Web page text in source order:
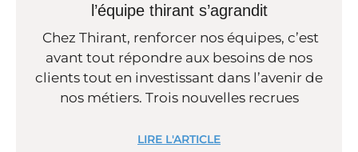
l’équipe thirant s’agrandit
Chez Thirant, renforcer nos équipes, c’est
avant tout répondre aux besoins de nos
clients tout en investissant dans l’avenir de
nos métiers. Trois nouvelles recrues
LIRE L'ARTICLE